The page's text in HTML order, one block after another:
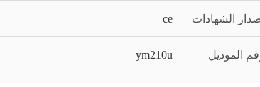
الشهادات ce
الموديل ym210u